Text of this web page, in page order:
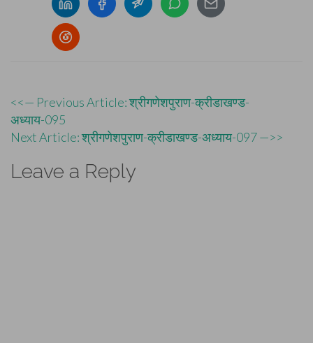
Post
navigation
<<— Previous Article: श्रीगणेशपुराण-क्रीडाखण्ड-
अध्याय-095
Next Article: श्रीगणेशपुराण-क्रीडाखण्ड-अध्याय-097 —>>
Leave a Reply